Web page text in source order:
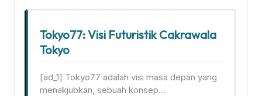
Tokyo77: Visi Futuristik Cakrawala
Tokyo
[ad_1] Tokyo77 adalah visi masa depan yang
menakjubkan, sebuah konsep…